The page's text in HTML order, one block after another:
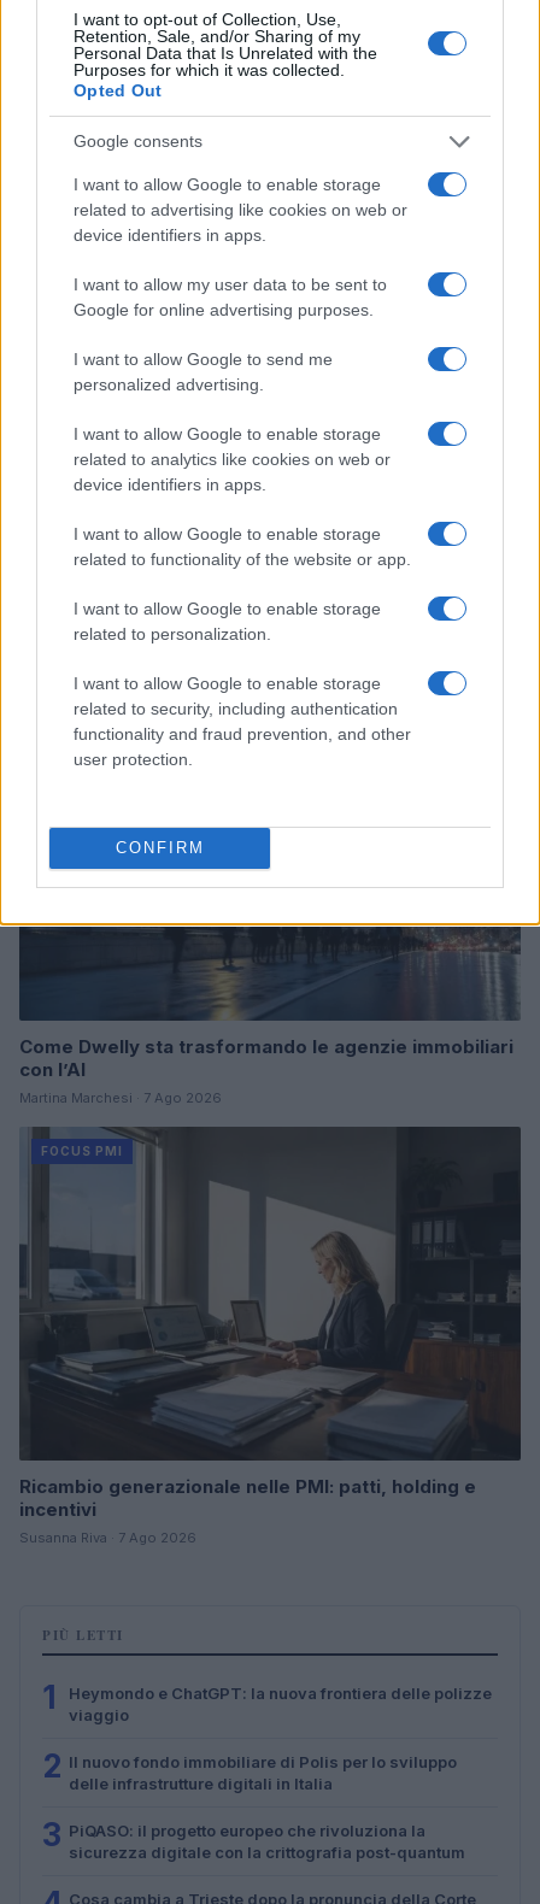
I want to opt-out of Collection, Use,
Retention, Sale, and/or Sharing of my
Personal Data that Is Unrelated with the
Purposes for which it was collected.
Opted Out
Google consents
I want to allow Google to enable storage
related to advertising like cookies on web or
device identifiers in apps.
I want to allow my user data to be sent to
Google for online advertising purposes.
I want to allow Google to send me
personalized advertising.
I want to allow Google to enable storage
related to analytics like cookies on web or
device identifiers in apps.
I want to allow Google to enable storage
related to functionality of the website or app.
I want to allow Google to enable storage
related to personalization.
I want to allow Google to enable storage
related to security, including authentication
functionality and fraud prevention, and other
user protection.
CONFIRM
Continua a leggere
Come trasformare l’IA in un vantaggio competitivo
per le aziende
SERVIZI PER LE AZIENDE
Come Dwelly sta trasformando le agenzie immobiliari
con l’AI
Martina Marchesi · 7 Ago 2026
FOCUS PMI
Ricambio generazionale nelle PMI: patti, holding e
incentivi
Susanna Riva · 7 Ago 2026
PIÙ LETTI
1
Heymondo e ChatGPT: la nuova frontiera delle polizze
viaggio
2 Il nuovo fondo immobiliare di Polis per lo sviluppo
delle infrastrutture digitali in Italia
3 PiQASO: il progetto europeo che rivoluziona la
sicurezza digitale con la crittografia post-quantum
Cosa cambia a Trieste dopo la pronuncia della Corte